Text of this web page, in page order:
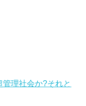
理社会か?それと